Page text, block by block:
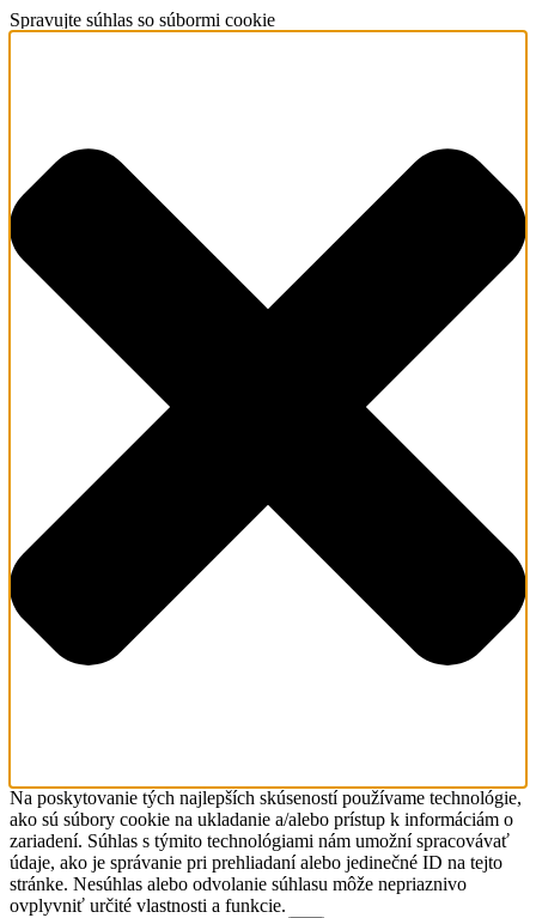
Spravujte súhlas so súbormi cookie
Na poskytovanie tých najlepších skúseností používame technológie,
ako sú súbory cookie na ukladanie a/alebo prístup k informáciám o
zariadení. Súhlas s týmito technológiami nám umožní spracovávať
údaje, ako je správanie pri prehliadaní alebo jedinečné ID na tejto
stránke. Nesúhlas alebo odvolanie súhlasu môže nepriaznivo
ovplyvniť určité vlastnosti a funkcie.